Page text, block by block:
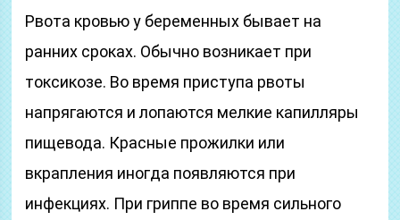
Рвота кровью у беременных бывает на
ранних сроках. Обычно возникает при
токсикозе. Во время приступа рвоты
напрягаются и лопаются мелкие капилляры
пищевода. Красные прожилки или
вкрапления иногда появляются при
инфекциях. При гриппе во время сильного